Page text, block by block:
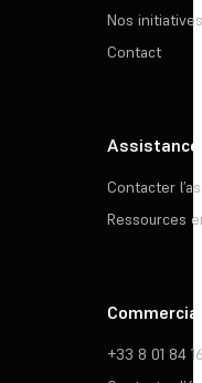
Nos initiatives
Contact
Assistance
Contacter
Ressources
Commercial
+33 8 01 84